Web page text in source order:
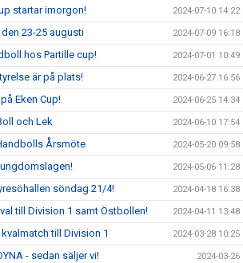
startar imorgon! 2024-07-10 14:22
23-25 augusti 2024-07-09 16:18
hos Partille cup! 2024-07-01 10:49
är på plats! 2024-06-27 16:56
Eken Cup! 2024-06-25 14:34
och Lek 2024-06-10 17:54
Årsmöte 2024-05-20 09:58
2024-05-06 11:28
söndag 21/4! 2024-04-18 16:38
till Division 1 samt Östbollen! 2024-04-11 13:48
till Division 1 2024-03-28 10:25
- sedan säljer vi! 2024-03-26